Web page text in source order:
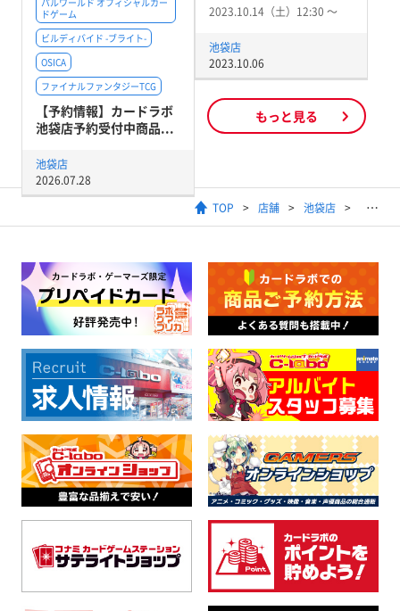
ドゲーム
ビルディバイド -ブライト-
OSICA
ファイナルファンタジーTCG
【予約情報】カードラボ
池袋店予約受付中商品...
池袋店
2026.07.28
2023.10.14（土）12:30 〜
池袋店
2023.10.06
もっと見る
TOP 店舗 池袋店